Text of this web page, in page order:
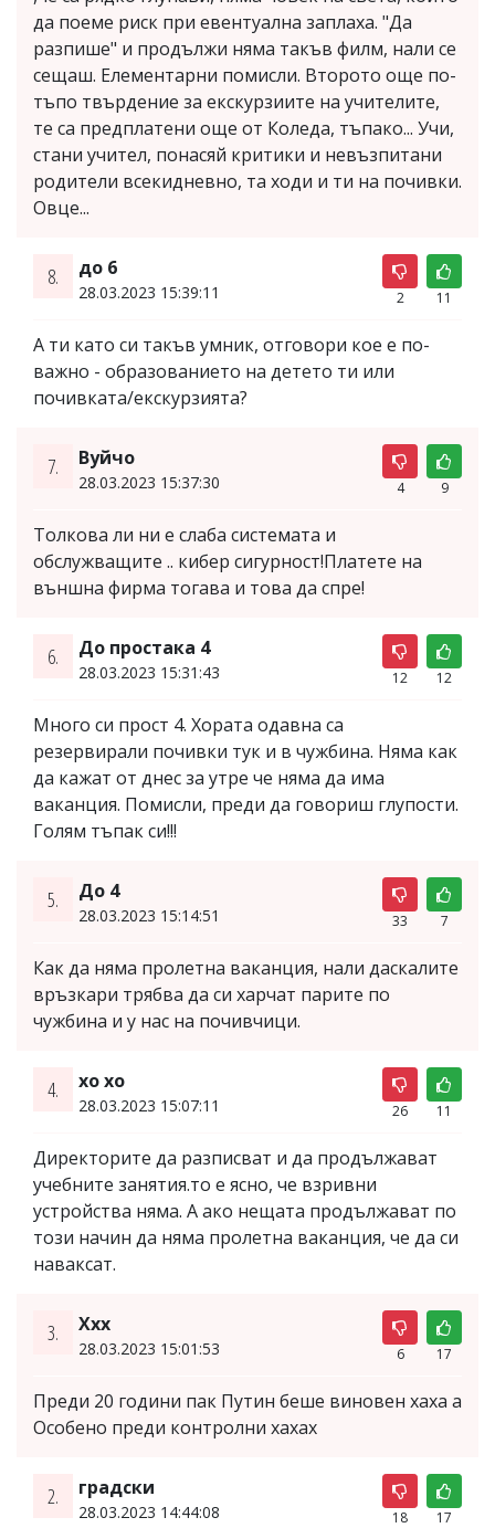
да поеме риск при евентуална заплаха. "Да
разпише" и продължи няма такъв филм, нали се
сещаш. Елементарни помисли. Второто още по-
тъпо твърдение за екскурзиите на учителите,
те са предплатени още от Коледа, тъпако... Учи,
стани учител, понасяй критики и невъзпитани
родители всекидневно, та ходи и ти на почивки.
Овце...
8. до 6
28.03.2023 15:39:11 2 11
А ти като си такъв умник, отговори кое е по-
важно - образованието на детето ти или
почивката/екскурзията?
7. Вуйчо
28.03.2023 15:37:30 4 9
Толкова ли ни е слаба системата и
обслужващите .. кибер сигурност!Платете на
външна фирма тогава и това да спре!
6. До простака 4
28.03.2023 15:31:43 12 12
Много си прост 4. Хората одавна са
резервирали почивки тук и в чужбина. Няма как
да кажат от днес за утре че няма да има
ваканция. Помисли, преди да говориш глупости.
Голям тъпак си!!!
5. До 4
28.03.2023 15:14:51 33 7
Как да няма пролетна ваканция, нали даскалите
връзкари трябва да си харчат парите по
чужбина и у нас на почивчици.
4. хо хо
28.03.2023 15:07:11 26 11
Директорите да разписват и да продължават
учебните занятия.то е ясно, че взривни
устройства няма. А ако нещата продължават по
този начин да няма пролетна ваканция, че да си
наваксат.
3. Ххх
28.03.2023 15:01:53 6 17
Преди 20 години пак Путин беше виновен хаха а
Особено преди контролни хахах
2. градски
28.03.2023 14:44:08 18 17